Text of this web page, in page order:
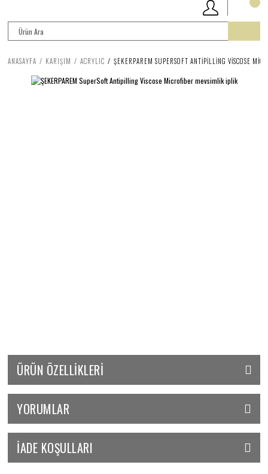
ANASAYFA KARIŞIM ACRYLIC ŞEKERPAREM SUPERSOFT ANTIPILLING VISCOSE
ÜRÜN ÖZELLIKLERI
YORUMLAR
İADE KOŞULLARI